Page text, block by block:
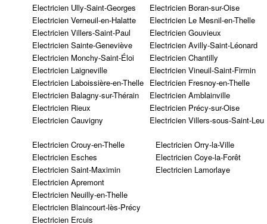
Electricien Ully-Saint-Georges
Electricien Verneuil-en-Halatte
Electricien Villers-Saint-Paul
Electricien Sainte-Geneviève
Electricien Monchy-Saint-Éloi
Electricien Laigneville
Electricien Laboissière-en-Thelle
Electricien Balagny-sur-Thérain
Electricien Rieux
Electricien Cauvigny
Electricien Boran-sur-Oise
Electricien Le Mesnil-en-Thelle
Electricien Gouvieux
Electricien Avilly-Saint-Léonard
Electricien Chantilly
Electricien Vineuil-Saint-Firmin
Electricien Fresnoy-en-Thelle
Electricien Amblainville
Electricien Précy-sur-Oise
Electricien Villers-sous-Saint-Leu
Electricien Crouy-en-Thelle
Electricien Esches
Electricien Saint-Maximin
Electricien Apremont
Electricien Neuilly-en-Thelle
Electricien Blaincourt-lès-Précy
Electricien Ercuis
Electricien Orry-la-Ville
Electricien Coye-la-Forêt
Electricien Lamorlaye